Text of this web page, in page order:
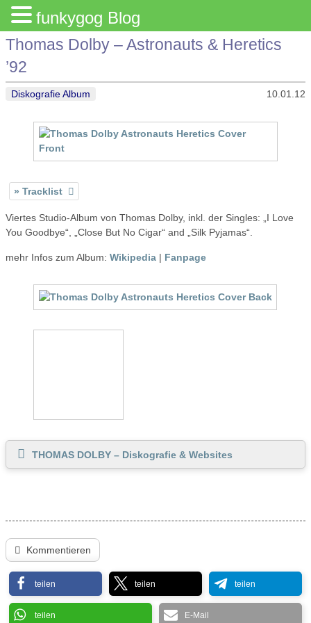
Thomas Dolby – Astronauts & Heretics
’92
Diskografie Album 10.01.12
Tracklist
Viertes Studio-Album von Thomas Dolby, inkl. der Singles: „I Love
You Goodbye“, „Close But No Cigar“ and „Silk Pyjamas“.
mehr Infos zum Album: Wikipedia | Fanpage
THOMAS DOLBY – Diskografie & Websites
Kommentieren
teilen teilen teilen
teilen E-Mail
funkygog Blog